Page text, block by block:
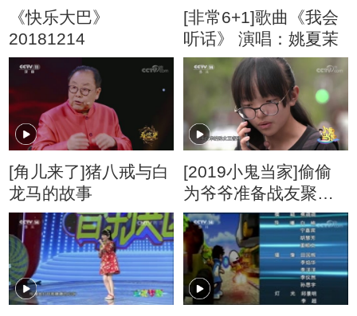
《快乐大巴》
20181214
[非常6+1]歌曲《我会
听话》 演唱：姚夏茉
[角儿来了]猪八戒与白
龙马的故事
[2019小鬼当家]偷偷
为爷爷准备战友聚会
难度太大计划失败